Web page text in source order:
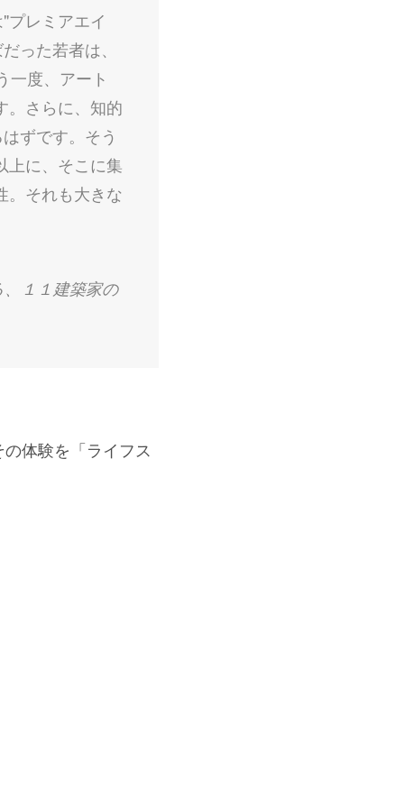
プレミアエイ
った若者は、
一度、アート
。さらに、知的
ずです。そう
上に、そこに集
。それも大きな
１１建築家の
体験を「ライフス